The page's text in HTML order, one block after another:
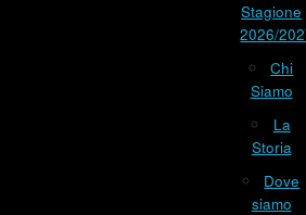
Stagione
2026/
Chi
Siamo
La
Storia
Dove
siamo